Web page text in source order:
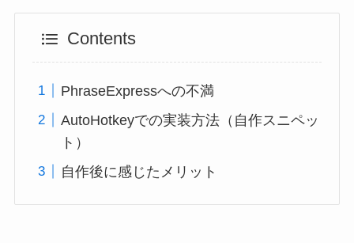
Contents
PhraseExpressへの不満
AutoHotkeyでの実装方法（自作スニペッ
ト）
自作後に感じたメリット